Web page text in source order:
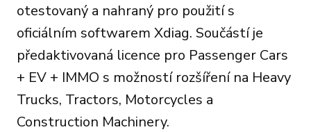
otestovaný a nahraný pro použití s
oficiálním softwarem Xdiag. Součástí je
předaktivovaná licence pro Passenger Cars
+ EV + IMMO s možností rozšíření na Heavy
Trucks, Tractors, Motorcycles a
Construction Machinery.